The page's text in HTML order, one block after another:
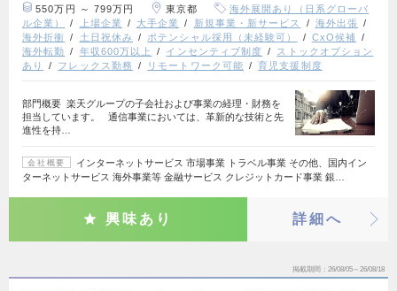
550万円 ～ 799万円 東京都
海外展開あり（日系グローバ
ル企業）
上場企業 大手企業 新規事業・新サービス
海外出張
海外折衝
土日祝休み ポテンシャル採用（未経験可）
CxO候補
海外転勤
年収600万以上 インセンティブ制度
ストックオプション
あり
フレックス勤務 リモートワーク可能 育児支援制度
部門概要 楽天グループの子会社および事業の経理・財務を
担当しています。 通信事業においては、革新的な技術と先
進性を持…
会社概要
インターネットサービス 市場事業 トラベル事業 その他、国内イン
ターネットサービス 海外事業等 金融サービス クレジットカード事業 銀…
興味あり 詳細へ
掲載期間 26/08/05～26/08/18